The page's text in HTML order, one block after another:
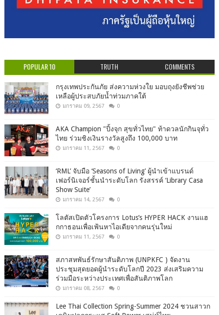
POPULAR 10 TRUTH COMMENTS
กรุงเทพประกันภัย ส่งความห่วงใย มอบถุงยังชีพช่วย
เหลือผู้ประสบภัยน้ำท่วมภาคใต้
มกราคม 09, 2567 0
AKA Champion "ปิ้งจุก สุขทั่วไทย" ท้าดวลนักกินจุทั่ว
ไทย ร่วมชิงเงินรางวัลสูงถึง 100,000 บาท
มกราคม 11, 2567 0
‘RML’ จับมือ ‘Seasons of Living’ ผู้นำเข้าแบรนด์
เฟอร์นิเจอร์ชั้นนำระดับโลก รังสรรค์ ‘Library Casa
Show Suite’
มกราคม 14, 2567 0
โลตัสเปิดตัวโครงการ Lotus’s HYPER HACK งานแฮ
กกาธอนเพื่อเฟ้นหาไอเดียจากคนรุ่นใหม่
มกราคม 11, 2567 0
สภาสหพันธ์รักษาสันติภาพ (UNPKFC ) จัดงาน
ประชุมสุดยอดผู้นำระดับโลกปี 2023 ส่งเสริมความ
ร่วมมือระหว่างประเทศเพื่อสันติภาพโลก
มกราคม 08, 2567 0
Lee Thai Collection Spring-Summer 2024 ชวนสาวก